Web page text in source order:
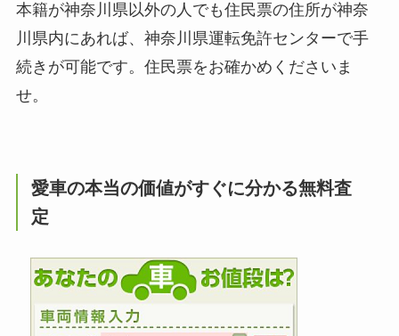
本籍が神奈川県以外の人でも住民票の住所が神奈
川県内にあれば、神奈川県運転免許センターで手
続きが可能です。住民票をお確かめくださいま
せ。
愛車の本当の価値がすぐに分かる無料査
定